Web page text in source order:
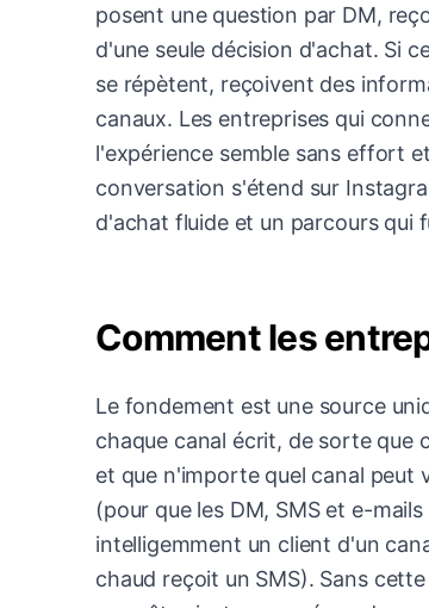
posent une question par DM,
d'une seule décision d'achat. Si
se répètent, reçoivent des
canaux. Les entreprises qui
l'expérience semble sans effort
conversation s'étend sur
d'achat fluide et un parcours qui
Comment les
Le fondement est une source
chaque canal écrit, de sorte que
et que n'importe quel canal peut
(pour que les DM, SMS et e-
intelligemment un client d'un
chaud reçoit un SMS). Sans